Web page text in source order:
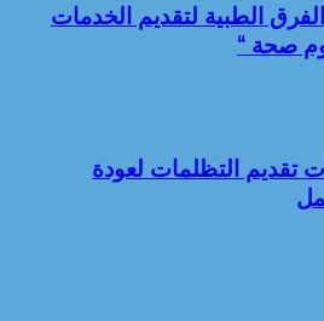
الطبية لتقديم الخدمات
تقديم التظلمات لعودة